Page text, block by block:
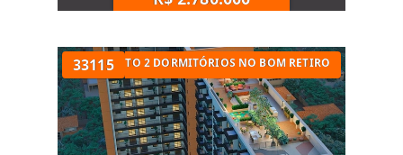
33115
APARTAMENTO 2 DORMITÓRIOS NO BOM RETIRO